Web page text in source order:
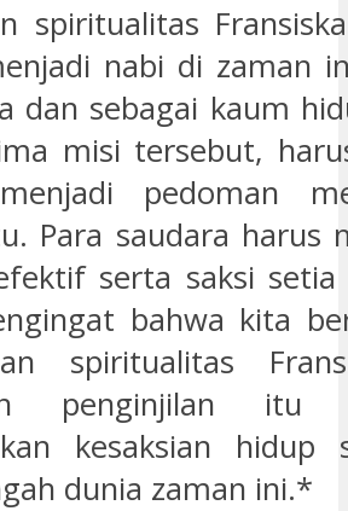
spiritualitas
nabi di zaman
dan sebagai kaum
misi tersebut,
pedoman
Para saudara harus
serta saksi
bahwa kita
spiritualitas
penginjilan
kesaksian hidup
dunia zaman ini.*